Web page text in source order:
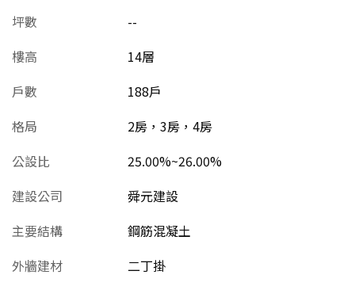
坪數
--
樓高
14層
戶數
188戶
格局
2房，3房，4房
公設比
25.00%~26.00%
建設公司
舜元建設
主要結構
鋼筋混凝土
外牆建材
二丁掛